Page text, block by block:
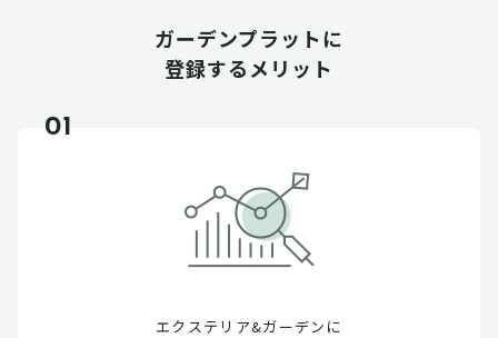
ガーデンプラットに
登録するメリット
01
エクステリア&ガーデンに